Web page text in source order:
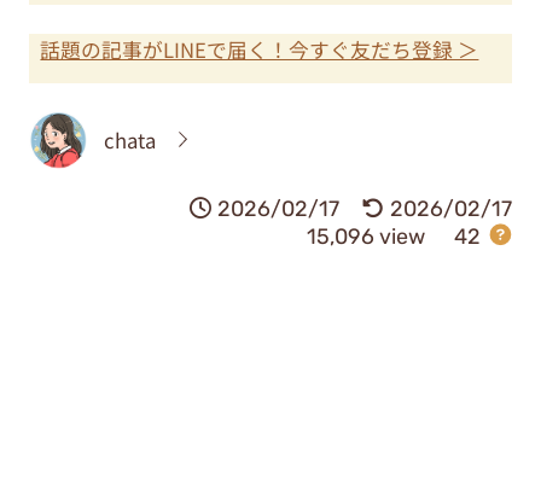
話題の記事がLINEで届く！今すぐ友だち登録 ＞
chata
2026/02/17
2026/02/17
15,096 view
42